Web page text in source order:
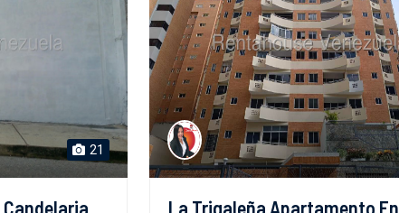
21
Candelaria
La Trigaleña Apartamento En